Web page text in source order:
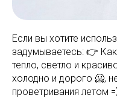
Если вы хотите
задумываетесь: 👉
тепло, светло и
холодно и дорого 🥶,
проветривания летом